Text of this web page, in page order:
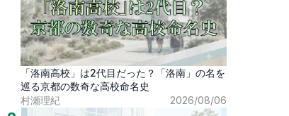
「洛南高校」は2代目だった？「洛南」の名を
巡る京都の数奇な高校命名史
村瀬理紀
2026/08/06